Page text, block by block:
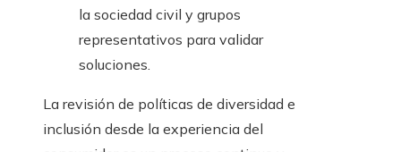
la sociedad civil y grupos
representativos para validar
soluciones.
La revisión de políticas de diversidad e
inclusión desde la experiencia del